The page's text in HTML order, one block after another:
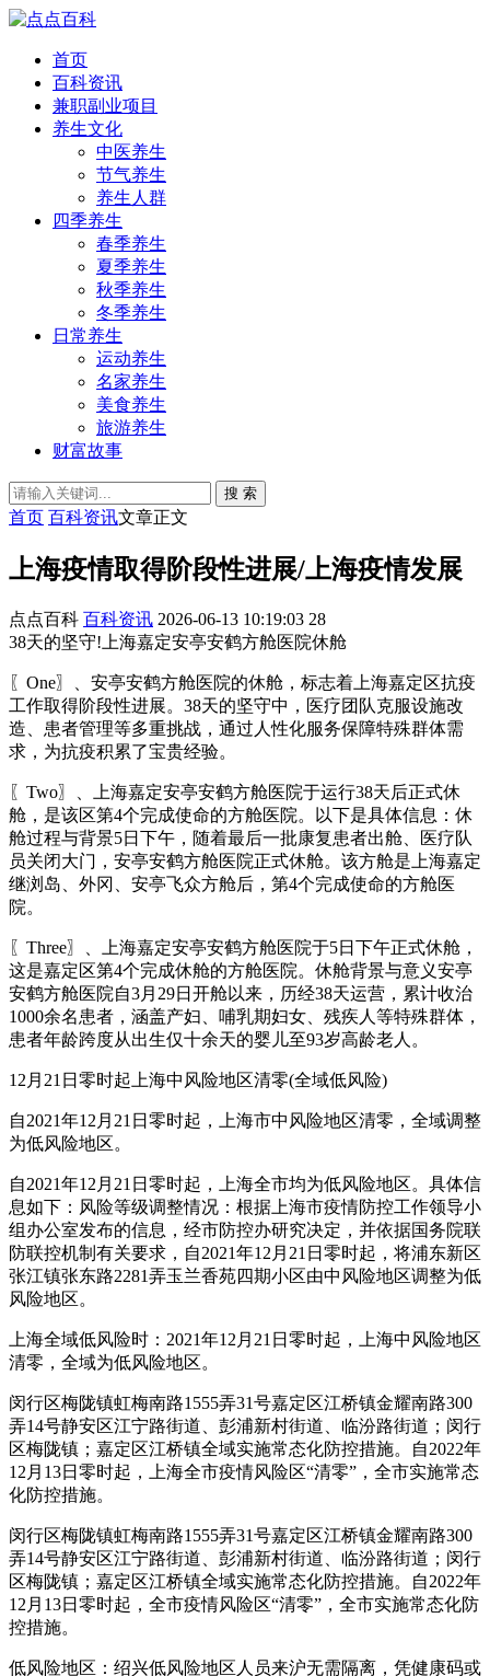
首页
百科资讯
兼职副业项目
养生文化
中医养生
节气养生
养生人群
四季养生
春季养生
夏季养生
秋季养生
冬季养生
日常养生
运动养生
名家养生
美食养生
旅游养生
财富故事
搜 索
首页 百科资讯文章正文
上海疫情取得阶段性进展/上海疫情发展
点点百科 百科资讯 2026-06-13 10:19:03 28
38天的坚守!上海嘉定安亭安鹤方舱医院休舱
〖One〗、安亭安鹤方舱医院的休舱，标志着上海嘉定区抗疫
工作取得阶段性进展。38天的坚守中，医疗团队克服设施改
造、患者管理等多重挑战，通过人性化服务保障特殊群体需
求，为抗疫积累了宝贵经验。
〖Two〗、上海嘉定安亭安鹤方舱医院于运行38天后正式休
舱，是该区第4个完成使命的方舱医院。以下是具体信息：休
舱过程与背景5日下午，随着最后一批康复患者出舱、医疗队
员关闭大门，安亭安鹤方舱医院正式休舱。该方舱是上海嘉定
继浏岛、外冈、安亭飞众方舱后，第4个完成使命的方舱医
院。
〖Three〗、上海嘉定安亭安鹤方舱医院于5日下午正式休舱，
这是嘉定区第4个完成休舱的方舱医院。休舱背景与意义安亭
安鹤方舱医院自3月29日开舱以来，历经38天运营，累计收治
1000余名患者，涵盖产妇、哺乳期妇女、残疾人等特殊群体，
患者年龄跨度从出生仅十余天的婴儿至93岁高龄老人。
12月21日零时起上海中风险地区清零(全域低风险)
自2021年12月21日零时起，上海市中风险地区清零，全域调整
为低风险地区。
自2021年12月21日零时起，上海全市均为低风险地区。具体信
息如下：风险等级调整情况：根据上海市疫情防控工作领导小
组办公室发布的信息，经市防控办研究决定，并依据国务院联
防联控机制有关要求，自2021年12月21日零时起，将浦东新区
张江镇张东路2281弄玉兰香苑四期小区由中风险地区调整为低
风险地区。
上海全域低风险时：2021年12月21日零时起，上海中风险地区
清零，全域为低风险地区。
闵行区梅陇镇虹梅南路1555弄31号嘉定区江桥镇金耀南路300
弄14号静安区江宁路街道、彭浦新村街道、临汾路街道；闵行
区梅陇镇；嘉定区江桥镇全域实施常态化防控措施。自2022年
12月13日零时起，上海全市疫情风险区“清零”，全市实施常态
化防控措施。
闵行区梅陇镇虹梅南路1555弄31号嘉定区江桥镇金耀南路300
弄14号静安区江宁路街道、彭浦新村街道、临汾路街道；闵行
区梅陇镇；嘉定区江桥镇全域实施常态化防控措施。自2022年
12月13日零时起，全市疫情风险区“清零”，全市实施常态化防
控措施。
低风险地区：绍兴低风险地区人员来沪无需隔离，凭健康码或